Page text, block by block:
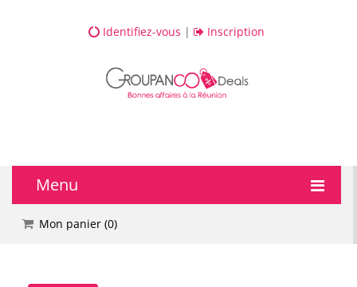
Identifiez-vous | Inscription
Menu
🔥 DEALS
Mon panier (0)